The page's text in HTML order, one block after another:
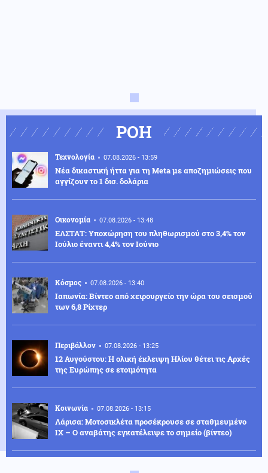
ΡΟΗ
Τεχνολογία 07.08.2026 - 13:59
Νέα δικαστική ήττα για τη Meta με αποζημιώσεις που
αγγίζουν το 1 δισ. δολάρια
Οικονομία 07.08.2026 - 13:48
ΕΛΣΤΑΤ: Υποχώρηση του πληθωρισμού στο 3,4% τον
Ιούλιο έναντι 4,4% τον Ιούνιο
Κόσμος 07.08.2026 - 13:40
Ιαπωνία: Βίντεο από χειρουργείο την ώρα του σεισμού
των 6,8 Ρίχτερ
Περιβάλλον 07.08.2026 - 13:25
12 Αυγούστου: Η ολική έκλειψη Ηλίου θέτει τις Αρχές
της Ευρώπης σε ετοιμότητα
Κοινωνία 07.08.2026 - 13:15
Λάρισα: Μοτοσικλέτα προσέκρουσε σε σταθμευμένο
ΙΧ – Ο αναβάτης εγκατέλειψε το σημείο (βίντεο)
07.08.2026 - 13:07